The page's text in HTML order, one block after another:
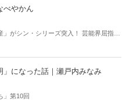
べやかん
がシン・シリーズ突入！ 芸能界屈指の
次第！ 芸能ニュース
」になった話｜瀬戸内みなみ
」第10回